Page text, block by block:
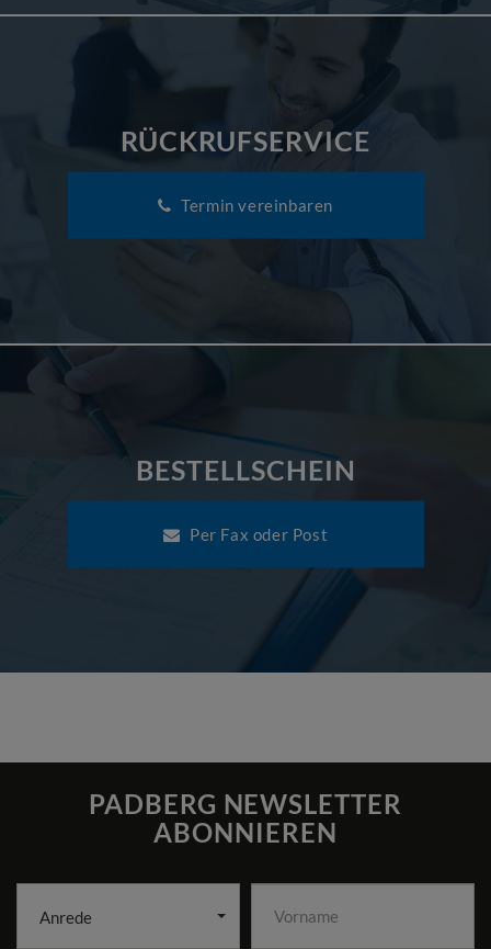
RÜCKRUFSERVICE
Termin vereinbaren
BESTELLSCHEIN
Per Fax oder Post
PADBERG NEWSLETTER
ABONNIEREN
Anrede